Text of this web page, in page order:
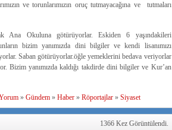
ve torunlarımızın oruç tutmayacağına ve tutmaları
Ana Okuluna götürüyorlar. Eskiden 6 yaşındakileri
bizim yanımızda dini bilgiler ve kendi lisanımızı
Saban götürüyorlar.öğle yemeklerini bedava veriyorlar
Bizim yanımızda kaldığı takdirde dini bilgiler ve Kur’an
» Gündem» Haber» Röportajlar» Siyaset
1366 Kez Görüntülendi.